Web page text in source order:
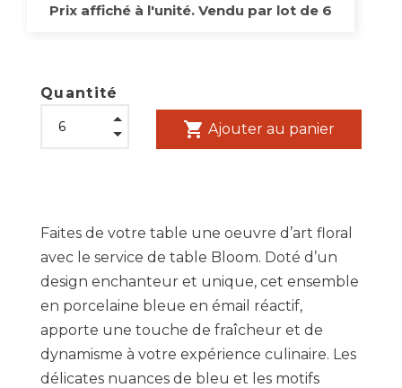
Prix affiché à l'unité. Vendu par lot de 6
Quantité
shopping_cart Ajouter au panier
Faites de votre table une oeuvre d’art floral
avec le service de table Bloom. Doté d’un
design enchanteur et unique, cet ensemble
en porcelaine bleue en émail réactif,
apporte une touche de fraîcheur et de
dynamisme à votre expérience culinaire. Les
délicates nuances de bleu et les motifs